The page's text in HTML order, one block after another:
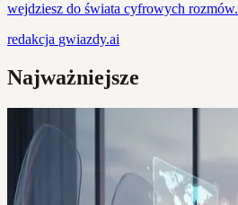
wejdziesz do świata cyfrowych rozmów.
redakcja gwiazdy.ai
Najważniejsze